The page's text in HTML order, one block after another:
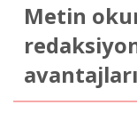
Metin